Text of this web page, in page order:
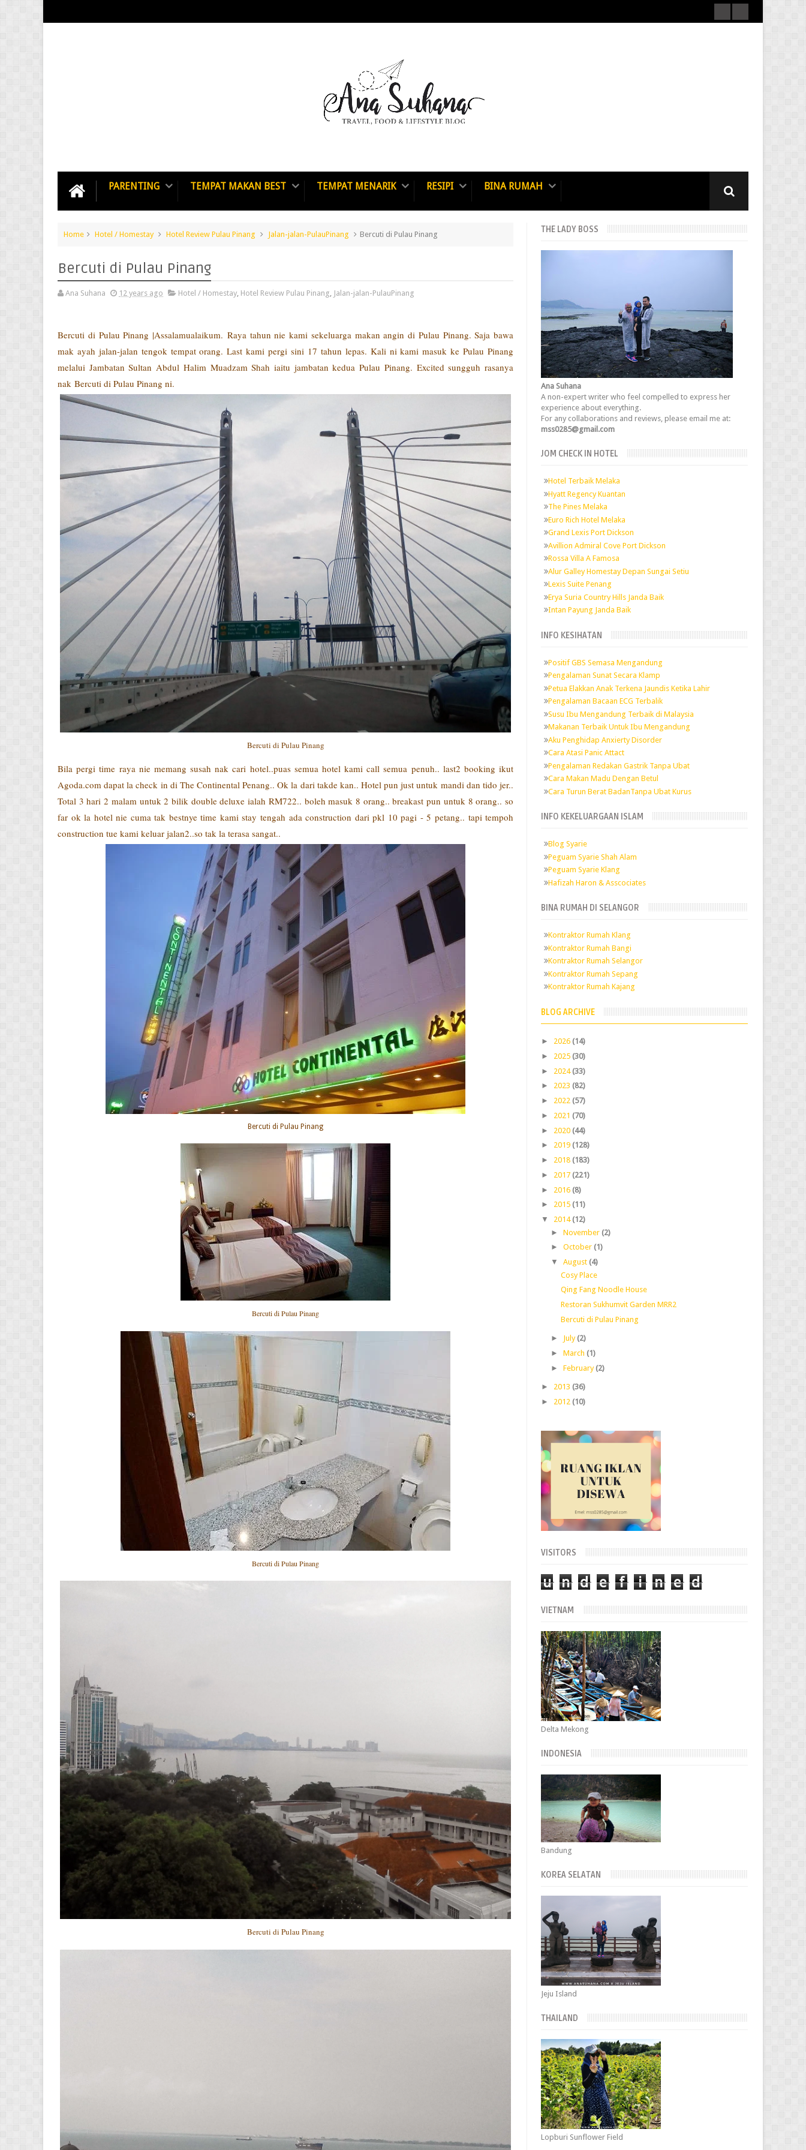
PARENTING TEMPAT MAKAN BEST TEMPAT MENARIK RESIPI BINA RUMAH
Home Hotel / Homestay Hotel Review Pulau Pinang Jalan-jalan-PulauPinang Bercuti di Pulau Pinang
Bercuti di Pulau Pinang
Ana Suhana 12 years ago Hotel / Homestay, Hotel Review Pulau Pinang, Jalan-jalan-PulauPinang
Bercuti di Pulau Pinang |Assalamualaikum. Raya tahun nie kami sekeluarga makan angin di Pulau Pinang. Saja bawa
mak ayah jalan-jalan tengok tempat orang. Last kami pergi sini 17 tahun lepas. Kali ni kami masuk ke Pulau Pinang
melalui Jambatan Sultan Abdul Halim Muadzam Shah iaitu jambatan kedua Pulau Pinang. Excited sungguh rasanya
nak Bercuti di Pulau Pinang ni.
Bercuti di Pulau Pinang
Bila pergi time raya nie memang susah nak cari hotel..puas semua hotel kami call semua penuh.. last2 booking ikut
Agoda.com dapat la check in di The Continental Penang.. Ok la dari takde kan.. Hotel pun just untuk mandi dan tido jer..
Total 3 hari 2 malam untuk 2 bilik double deluxe ialah RM722.. boleh masuk 8 orang.. breakast pun untuk 8 orang.. so
far ok la hotel nie cuma tak bestnye time kami stay tengah ada construction dari pkl 10 pagi - 5 petang.. tapi tempoh
construction tue kami keluar jalan2..so tak la terasa sangat..
Bercuti di Pulau Pinang
Bercuti di Pulau Pinang
Bercuti di Pulau Pinang
Bercuti di Pulau Pinang
THE LADY BOSS
Ana Suhana
A non-expert writer who feel compelled to express her
experience about everything.
For any collaborations and reviews, please email me at:
mss0285@gmail.com
JOM CHECK IN HOTEL
Hotel Terbaik Melaka
Hyatt Regency Kuantan
The Pines Melaka
Euro Rich Hotel Melaka
Grand Lexis Port Dickson
Avillion Admiral Cove Port Dickson
Rossa Villa A Famosa
Alur Galley Homestay Depan Sungai Setiu
Lexis Suite Penang
Erya Suria Country Hills Janda Baik
Intan Payung Janda Baik
INFO KESIHATAN
Positif GBS Semasa Mengandung
Pengalaman Sunat Secara Klamp
Petua Elakkan Anak Terkena Jaundis Ketika Lahir
Pengalaman Bacaan ECG Terbalik
Susu Ibu Mengandung Terbaik di Malaysia
Makanan Terbaik Untuk Ibu Mengandung
Aku Penghidap Anxierty Disorder
Cara Atasi Panic Attact
Pengalaman Redakan Gastrik Tanpa Ubat
Cara Makan Madu Dengan Betul
Cara Turun Berat BadanTanpa Ubat Kurus
INFO KEKELUARGAAN ISLAM
Blog Syarie
Peguam Syarie Shah Alam
Peguam Syarie Klang
Hafizah Haron & Asscociates
BINA RUMAH DI SELANGOR
Kontraktor Rumah Klang
Kontraktor Rumah Bangi
Kontraktor Rumah Selangor
Kontraktor Rumah Sepang
Kontraktor Rumah Kajang
BLOG ARCHIVE
► 2026 (14)
► 2025 (30)
► 2024 (33)
► 2023 (82)
► 2022 (57)
► 2021 (70)
► 2020 (44)
► 2019 (128)
► 2018 (183)
► 2017 (221)
► 2016 (8)
► 2015 (11)
▼ 2014 (12)
► November (2)
► October (1)
▼ August (4)
Cosy Place
Qing Fang Noodle House
Restoran Sukhumvit Garden MRR2
Bercuti di Pulau Pinang
► July (2)
► March (1)
► February (2)
► 2013 (36)
► 2012 (10)
VISITORS
u n d e f i n e d
VIETNAM
Delta Mekong
INDONESIA
Bandung
KOREA SELATAN
Jeju Island
THAILAND
Lopburi Sunflower Field